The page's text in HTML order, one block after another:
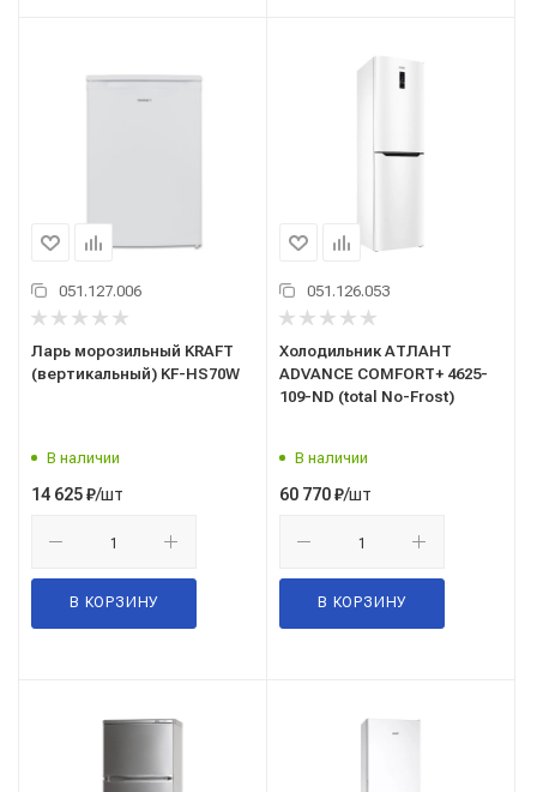
051.127.006
Ларь морозильный KRAFT
(вертикальный) KF-HS70W
В наличии
14 625₽/шт
В КОРЗИНУ
051.126.053
Холодильник АТЛАНТ
ADVANCE COMFORT+ 4625-
109-ND (total No-Frost)
В наличии
60 770₽/шт
В КОРЗИНУ